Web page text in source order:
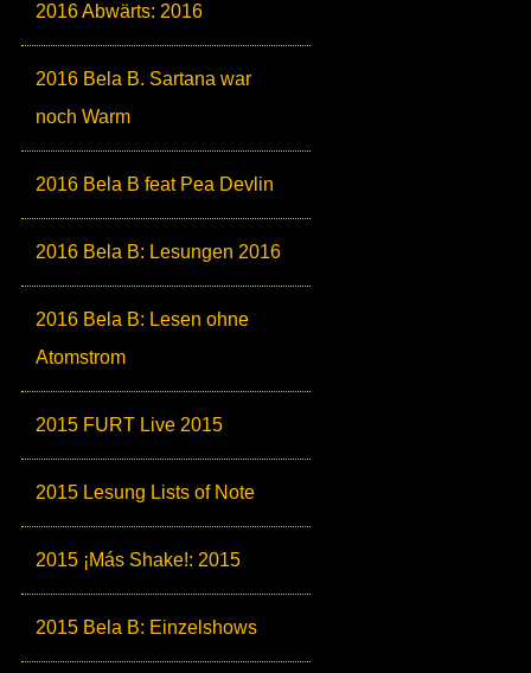
2016 Abwärts: 2016
2016 Bela B. Sartana war
noch Warm
2016 Bela B feat Pea Devlin
2016 Bela B: Lesungen 2016
2016 Bela B: Lesen ohne
Atomstrom
2015 FURT Live 2015
2015 Lesung Lists of Note
2015 ¡Más Shake!: 2015
2015 Bela B: Einzelshows